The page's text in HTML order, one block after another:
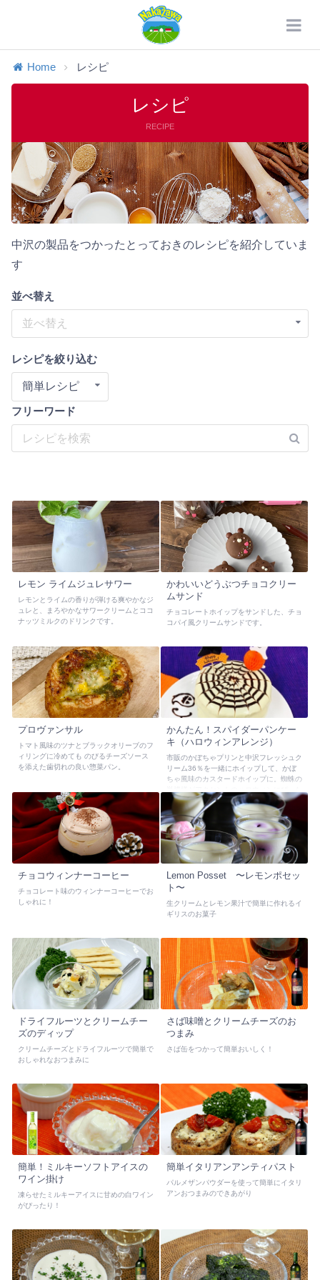
Home レシピ
レシピ
RECIPE
中沢の製品をつかったとっておきのレシピを紹介していま
す
並べ替え
並べ替え
レシピを絞り込む
簡単レシピ
フリーワード
レモン ライムジュレサワー
レモンとライムの香りが弾ける爽やかなジ
ュレと、まろやかなサワークリームとココ
ナッツミルクのドリンクです。
かわいいどうぶつチョコクリー
ムサンド
チョコレートホイップをサンドした、チョ
コパイ風クリームサンドです。
プロヴァンサル
トマト風味のツナとブラックオリーブのフ
ィリングに冷めても のびるチーズソース
を添えた歯切れの良い惣菜パン。
かんたん！スパイダーパンケー
キ（ハロウィンアレンジ）
市販のかぼちゃプリンと中沢フレッシュク
リーム36％を一緒にホイップして、かぼ
ちゃ風味のカスタードホイップに。蜘蛛の
りの簡単スイーツです。
チョコウィンナーコーヒー
チョコレート味のウィンナーコーヒーでお
しゃれに！
Lemon Posset 〜レモンポセッ
ト〜
生クリームとレモン果汁で簡単に作れるイ
ギリスのお菓子
ドライフルーツとクリームチー
ズのディップ
クリームチーズとドライフルーツで簡単で
おしゃれなおつまみに
さば味噌とクリームチーズのお
つまみ
さば缶をつかって簡単おいしく！
簡単！ミルキーソフトアイスの
ワイン掛け
凍らせたミルキーアイスに甘めの白ワイン
がぴったり！
簡単イタリアンアンティパスト
パルメザンパウダーを使って簡単にイタリ
アンおつまみのできあがり